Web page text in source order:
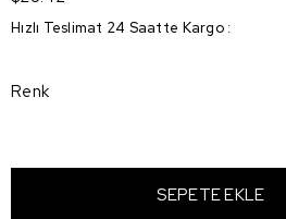
Hızlı Teslimat 24 Saatte Kargo :
Renk